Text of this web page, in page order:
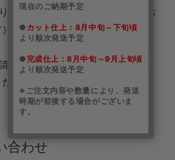
込みください。（振込手数料はお
求書後払いご対応させていただき
さい。
合わせ
現在のご納期予定
● カット仕上：8月中旬～下旬頃
より順次発送予定
●完成仕上：8月中旬～9月上旬頃
より順次発送予定
※ご注文内容や数量により、発送
時期が前後する場合がございま
す。